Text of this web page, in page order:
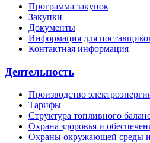
Программа закупок
Закупки
Документы
Информация для
Контактная информация
Деятельность
Производство
Тарифы
Структура топливного
Охрана здоровья и
Охраны окружающей среды и